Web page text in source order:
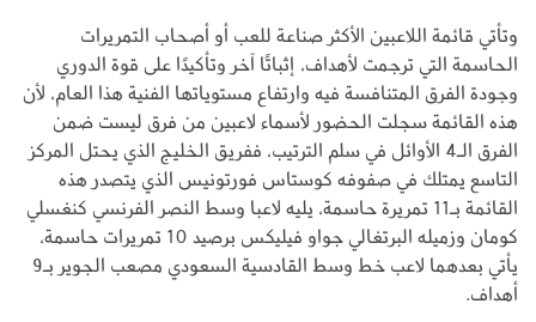
وتأتي قائمة اللاعبين الأكثر صناعة للعب أو أصحاب التمريرات
الحاسمة التي ترجمت لأهداف، إثباتًا آخر وتأكيدًا على قوة الدوري
وجودة الفرق المتنافسة فيه وارتفاع مستوياتها الفنية هذا العام، لأن
هذه القائمة سجلت الحضور لأسماء لاعبين من فرق ليست ضمن
الفرق الـ4 الأوائل في سلم الترتيب، ففريق الخليج الذي يحتل المركز
التاسع يمتلك في صفوفه كوستاس فورتونيس الذي يتصدر هذه
القائمة بـ11 تمريرة حاسمة، يليه لاعبا وسط النصر الفرنسي كنغسلي
كومان وزميله البرتغالي جواو فيليكس برصيد 10 تمريرات حاسمة،
يأتي بعدهما لاعب خط وسط القادسية السعودي مصعب الجوير بـ9
أهداف.